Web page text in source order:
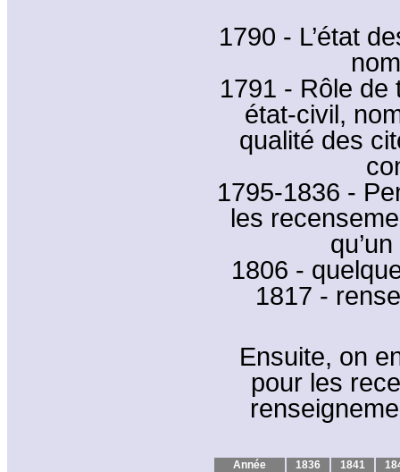
1790 - L’état
1791 - Rôle de
état-civil,
qualité des
1795-1836 -
les
1806 -
1817 -
Ensuite, on
pour les
Année 1836 1841